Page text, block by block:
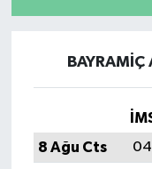
BAYRAMIÇ
8 Ağu Cts